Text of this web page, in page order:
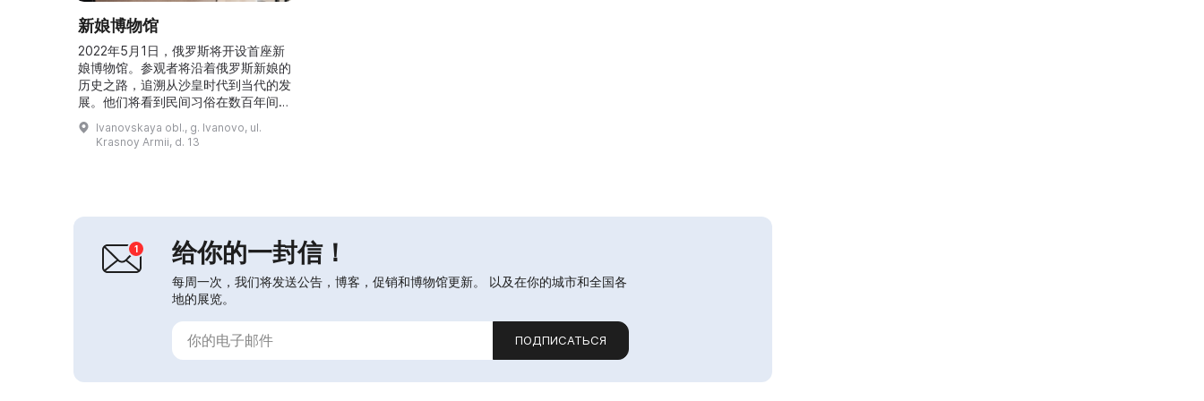
新娘博物馆
2022年5月1日，俄罗斯将开设首座新
娘博物馆。参观者将沿着俄罗斯新娘的
历史之路，追溯从沙皇时代到当代的发
展。他们将看到民间习俗在数百年间如
何变化与传承。年轻一代可以通过互动
模块沉浸于引人入胜的婚礼仪式氛围，
还可以参与解谜游戏、工作坊和戏剧化
代代相传。展览陈列了与婚礼仪式相关
的历史文献，以及新娘的服...
Ivanovskaya obl., g. Ivanovo, ul.
Krasnoy Armii, d. 13
给你的一封信！
每周一次，我们将发送公告，博客，促销和博物馆更新。 以及在你的城市和全国各
地的展览。
ПОДПИСАТЬСЯ